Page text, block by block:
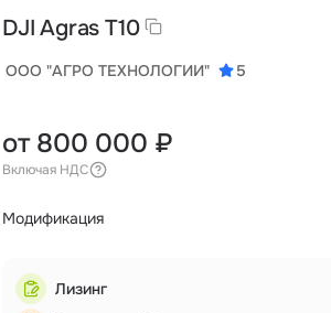
DJI Agras T10
ООО "АГРО ТЕХНОЛОГИИ" 5
от 800 000 ₽
Включая НДС
Модификация
Лизинг